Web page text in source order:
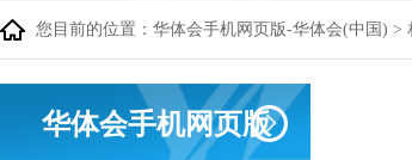
您目前的位置： 华体会手机网页版-华体会(中国) >
华体会手机网页版